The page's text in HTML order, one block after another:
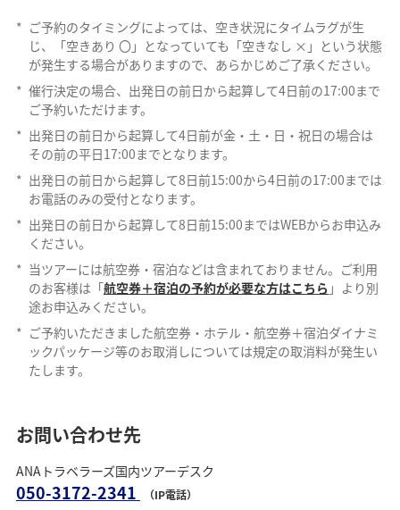
* ご予約のタイミングによっては、空き状況にタイムラグが生
じ、「空きあり 〇」となっていても「空きなし ×」という状態
が発生する場合がありますので、あらかじめご了承ください。
* 催行決定の場合、出発日の前日から起算して4日前の17:00まで
ご予約いただけます。
* 出発日の前日から起算して4日前が金・土・日・祝日の場合は
その前の平日17:00までとなります。
* 出発日の前日から起算して8日前15:00から4日前の17:00までは
お電話のみの受付となります。
* 出発日の前日から起算して8日前15:00まではWEBからお申込み
ください。
* 当ツアーには航空券・宿泊などは含まれておりません。ご利用
のお客様は「航空券＋宿泊の予約が必要な方はこちら 」より別
途お申込みください。
* ご予約いただきました航空券・ホテル・航空券＋宿泊ダイナミ
ックパッケージ等のお取消しについては規定の取消料が発生い
たします。
お問い合わせ先
ANAトラベラーズ国内ツアーデスク
050-3172-2341 （IP電話）